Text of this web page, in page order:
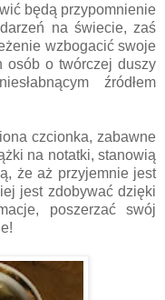
będą przypomnienie
na świecie, zaś
wzbogacić swoje
osób o twórczej duszy
źródłem
czcionka, zabawne
na notatki, stanowią
że aż przyjemnie jest
jest zdobywać dzięki
poszerzać swój